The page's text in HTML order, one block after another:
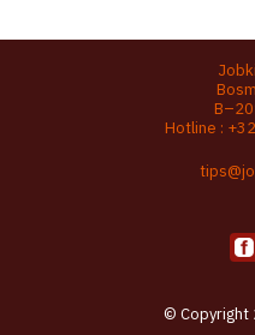
Hotline :
© Copyright